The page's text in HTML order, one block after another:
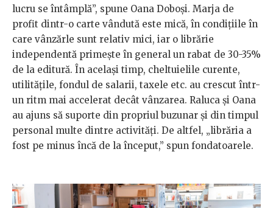
lucru se întâmplă”, spune Oana Doboși. Marja de
profit dintr-o carte vândută este mică, în condițiile în
care vânzărle sunt relativ mici, iar o librărie
independentă primește în general un rabat de 30-35%
de la editură. În același timp, cheltuielile curente,
utilitățile, fondul de salarii, taxele etc. au crescut într-
un ritm mai accelerat decât vânzarea. Raluca și Oana
au ajuns să suporte din propriul buzunar și din timpul
personal multe dintre activități. De altfel, „librăria a
fost pe minus încă de la început,” spun fondatoarele.